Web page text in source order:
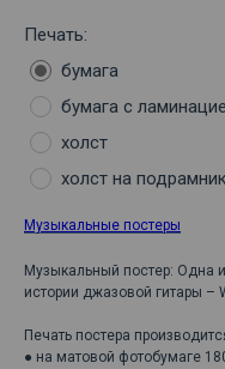
Печать:
бумага
бумага с
холст
холст на
Музыкальные постеры
Музыкальный постер: Одна
истории джазовой гитары –
Печать постера
● на матовой фотобумаге